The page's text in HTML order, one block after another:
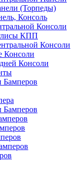
(Торпеды)
Консоль
Консоли
КПП
Консоли
Консоли
Консоли
Бамперов